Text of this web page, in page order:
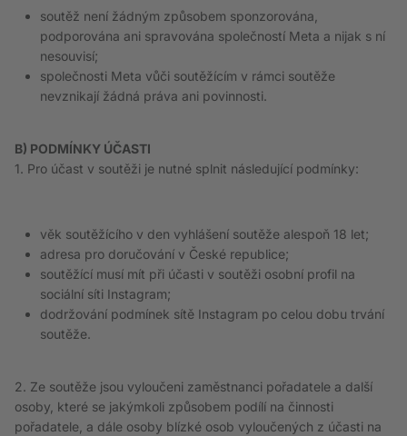
soutěž není žádným způsobem sponzorována,
podporována ani spravována společností Meta a nijak s ní
nesouvisí;
společnosti Meta vůči soutěžícím v rámci soutěže
nevznikají žádná práva ani povinnosti.
B) PODMÍNKY ÚČASTI
1. Pro účast v soutěži je nutné splnit následující podmínky:
věk soutěžícího v den vyhlášení soutěže alespoň 18 let;
adresa pro doručování v České republice;
soutěžící musí mít při účasti v soutěži osobní profil na
sociální síti Instagram;
dodržování podmínek sítě Instagram po celou dobu trvání
soutěže.
2. Ze soutěže jsou vyloučeni zaměstnanci pořadatele a další
osoby, které se jakýmkoli způsobem podílí na činnosti
pořadatele, a dále osoby blízké osob vyloučených z účasti na